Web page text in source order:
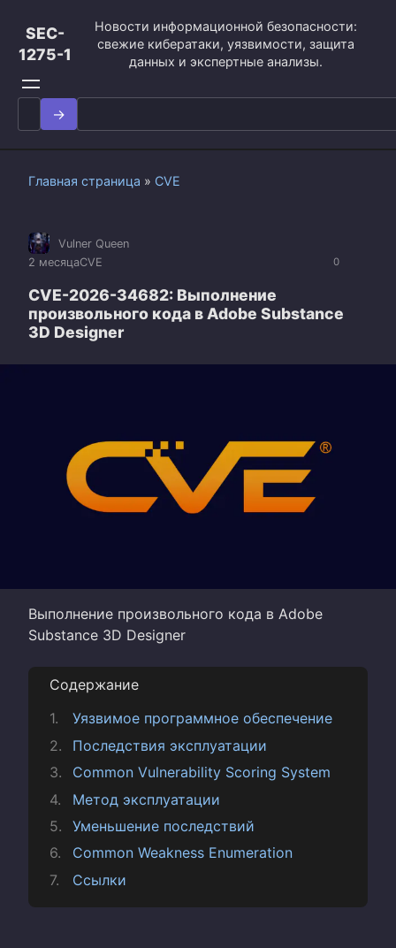
контенту
SEC-
1275-1
Новости информационной безопасности:
свежие кибератаки, уязвимости, защита
данных и экспертные анализы.
Search
for:
Главная страница » CVE
0
Vulner Queen
2 месяцаCVE
CVE-2026-34682: Выполнение
произвольного кода в Adobe Substance
3D Designer
Выполнение произвольного кода в Adobe
Substance 3D Designer
Содержание
Уязвимое программное обеспечение
Последствия эксплуатации
Common Vulnerability Scoring System
Метод эксплуатации
Уменьшение последствий
Common Weakness Enumeration
Ссылки